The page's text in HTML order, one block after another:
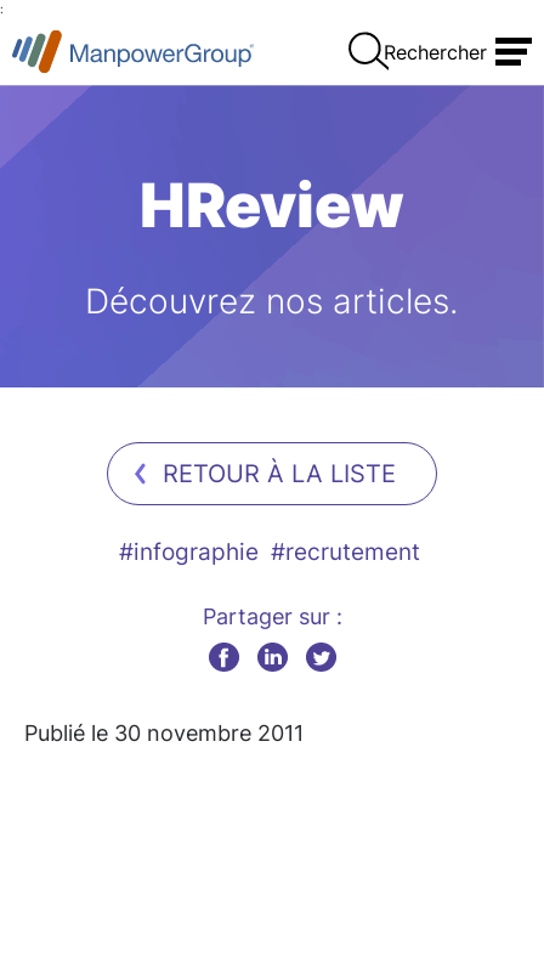
:
Rechercher
HReview
Découvrez nos articles.
RETOUR À LA LISTE
#infographie #recrutement
Partager sur :
Publié le 30 novembre 2011